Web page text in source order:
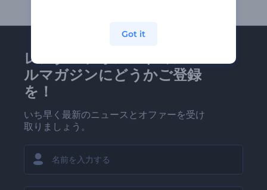
レンダーフォレストのメー
ルマガジンにどうかご登録
を！
いち早く最新のニュースとオファーを受け
取りましょう。
Got it